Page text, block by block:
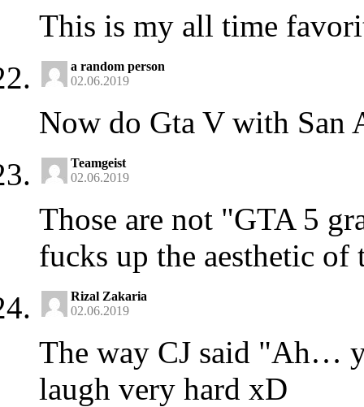
This is my all time
a random person
02.06.2019
Now do Gta V with San
Teamgeist
02.06.2019
Those are not "GTA 5
fucks up the aesthetic of
Rizal Zakaria
02.06.2019
The way CJ said "Ah…
laugh very hard xD